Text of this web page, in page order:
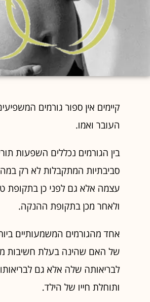
קיימים אין ספור גורמים
העובר ואמו.
בין הגורמים נכללים השפעות
סביבתיות המתקבלות לא רק
עצמה אלא גם לפני כן בתקופת
ולאחר מכן בתקופת ההנקה.
אחד מהגורמים המשמעותיים
של האם שהינה בעלת חשיבות
לבריאותה שלה אלא גם
ותוחלת חייו של הילד.